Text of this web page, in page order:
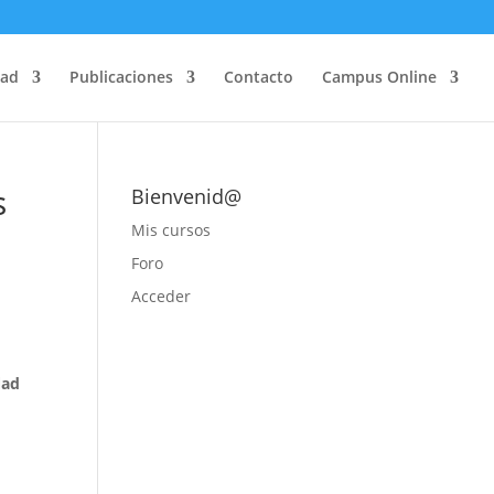
Publicaciones Contacto Campus Online
Bienvenid@
Mis cursos
Foro
Acceder